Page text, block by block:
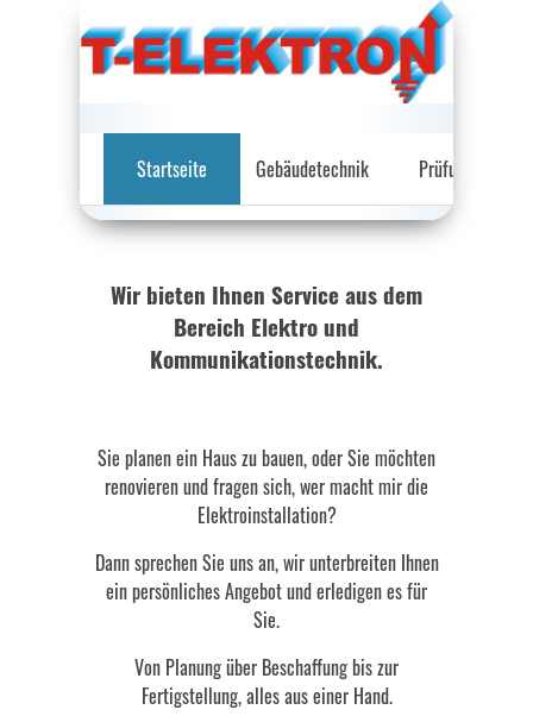
überspringenStartseite Gebäudetechnik Prüfungen
Wir bieten Ihnen Service aus dem
Bereich Elektro und
Kommunikationstechnik.
Sie planen ein Haus zu bauen, oder Sie möchten
renovieren und fragen sich, wer macht mir die
Elektroinstallation?
Dann sprechen Sie uns an, wir unterbreiten Ihnen
ein persönliches Angebot und erledigen es für
Sie.
Von Planung über Beschaffung bis zur
Fertigstellung, alles aus einer Hand.